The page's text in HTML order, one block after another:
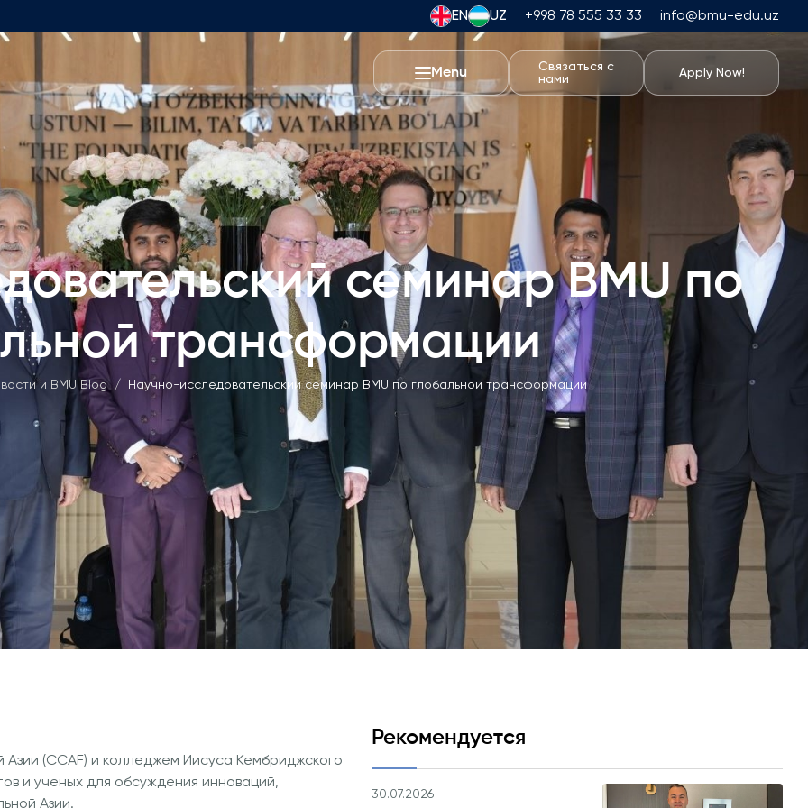
EN UZ +998 78 555 33 33 info@bmu-edu.uz
Menu
Связаться с
нами
Apply Now!
Команда
Образования
Консультативный Совет
Вакансии
Вакансии
Программы
Программа Foundation
Структура программы
Заявка и сборы
Вступительные Экзамены по Математике
Бакалавриат
Описание
Заявка и сборы
Магистратура
Описание
Заявка и сборы
Подготовительные Курсы
Программа Pre-Master’s
Подготовка к экзаменам Excel Expert и
Power BI Data Analyst.
Цифровое Лидерство с Использованием
Искусственного Интеллекта и Бизнес-
Информатики
PMI Сертификация
Курс PDU
Жизнь в BMU
Академические Путешествия
Университетский Кампус
Академические Возможности
Спортивные сооружения
Жилье и питание
Мероприятия
Студенческая жизнь
Students' Union
Студенческие Клубы
Психология и Оздоровление
Что нового?
Статьи
Фото Галерея
семинар BMU по
трансформации
и BMU Blog / Научно-исследовательский семинар BMU по глобальной трансформации
(CCAF) и колледжем Иисуса Кембриджского
и ученых для обсуждения инноваций,
Азии.
Рекомендуется
30.07.2026